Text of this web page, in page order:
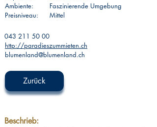
Ambiente:
Faszinierende Umgebung
Preisniveau:
Mittel
043 211 50 00
http://paradieszummieten.ch
blumenland@blumenland.ch
Zurück
Beschrieb: